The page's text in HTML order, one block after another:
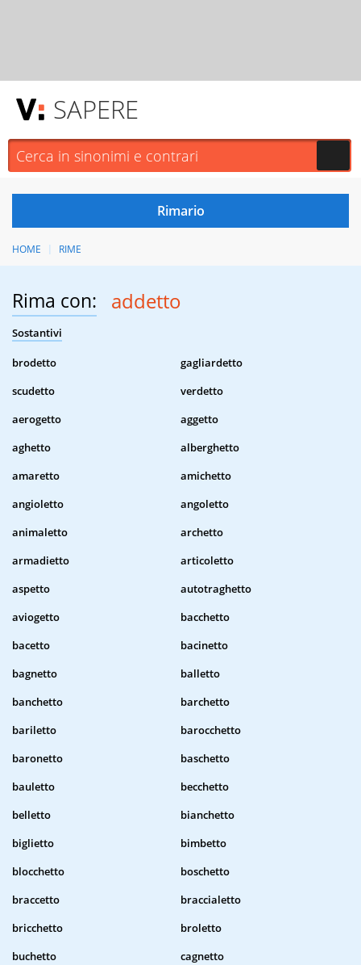
SAPERE
HOME RIME
Rima con: addetto
Sostantivi
brodetto
gagliardetto
scudetto
verdetto
aerogetto
aggetto
aghetto
alberghetto
amaretto
amichetto
angioletto
angoletto
animaletto
archetto
armadietto
articoletto
aspetto
autotraghetto
aviogetto
bacchetto
bacetto
bacinetto
bagnetto
balletto
banchetto
barchetto
bariletto
barocchetto
baronetto
baschetto
bauletto
becchetto
belletto
bianchetto
biglietto
bimbetto
blocchetto
boschetto
braccetto
braccialetto
bricchetto
broletto
buchetto
cagnetto